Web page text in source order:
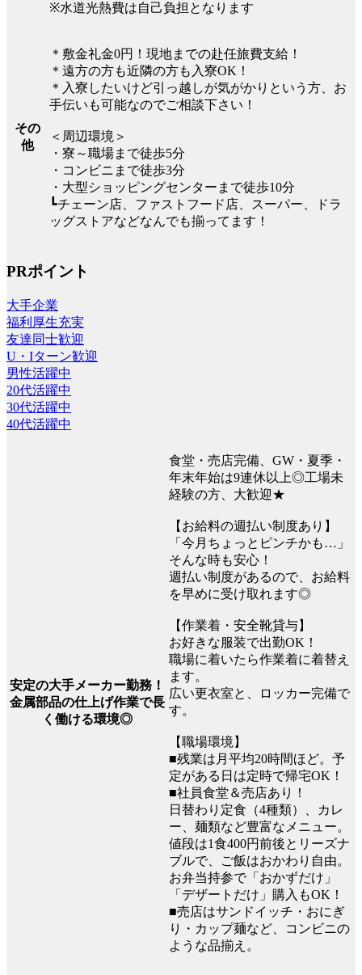
※水道光熱費は自己負担となります
その
他
＊敷金礼金0円！現地までの赴任旅費支給！
＊遠方の方も近隣の方も入寮OK！
＊入寮したいけど引っ越しが気がかりという方、お
手伝いも可能なのでご相談下さい！
＜周辺環境＞
・寮～職場まで徒歩5分
・コンビニまで徒歩3分
・大型ショッピングセンターまで徒歩10分
┗チェーン店、ファストフード店、スーパー、ドラ
ッグストアなどなんでも揃ってます！
PRポイント
大手企業
福利厚生充実
友達同士歓迎
U・Iターン歓迎
男性活躍中
20代活躍中
30代活躍中
40代活躍中
安定の大手メーカー勤務！
金属部品の仕上げ作業で長
く働ける環境◎
食堂・売店完備、GW・夏季・
年末年始は9連休以上◎工場未
経験の方、大歓迎★
【お給料の週払い制度あり】
「今月ちょっとピンチかも…」
そんな時も安心！
週払い制度があるので、お給料
を早めに受け取れます◎
【作業着・安全靴貸与】
お好きな服装で出勤OK！
職場に着いたら作業着に着替え
ます。
広い更衣室と、ロッカー完備で
す。
【職場環境】
■残業は月平均20時間ほど。予
定がある日は定時で帰宅OK！
■社員食堂＆売店あり！
日替わり定食（4種類）、カレ
ー、麺類など豊富なメニュー。
値段は1食400円前後とリーズナ
ブルで、ご飯はおかわり自由。
お弁当持参で「おかずだけ」
「デザートだけ」購入もOK！
■売店はサンドイッチ・おにぎ
り・カップ麺など、コンビニの
ような品揃え。